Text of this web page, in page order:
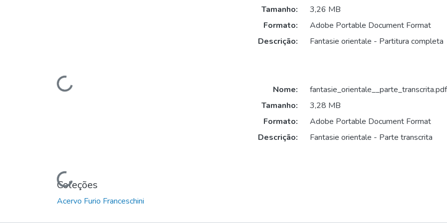
Carregando...
Tamanho:
3,26 MB
Formato:
Adobe Portable Document Format
Descrição:
Fantasie orientale - Partitura completa
Carregando...
Nome:
fantasie_orientale__parte_transcrita.pdf
Tamanho:
3,28 MB
Formato:
Adobe Portable Document Format
Descrição:
Fantasie orientale - Parte transcrita
Coleções
Acervo Furio Franceschini